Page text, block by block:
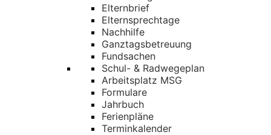
Elternbrief
Elternsprechtage
Nachhilfe
Ganztagsbetreuung
Fundsachen
Schul- & Radwegeplan
Arbeitsplatz MSG
Formulare
Jahrbuch
Ferienpläne
Terminkalender